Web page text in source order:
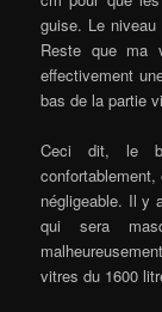
guise. Le
Reste que ma
effectivement
bas de la partie
Ceci dit, le
négligeable. Il y
qui sera
vitres du 1600